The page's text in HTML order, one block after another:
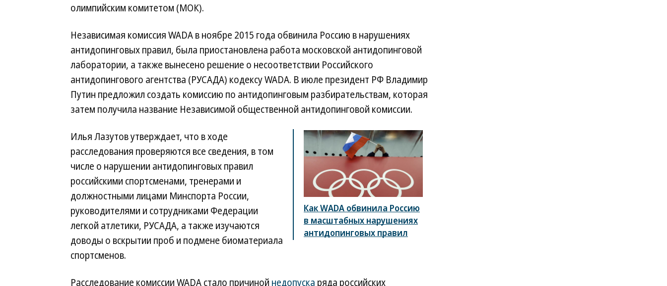
олимпийским комитетом (МОК).
Независимая комиссия WADA в ноябре 2015 года обвинила Россию в нарушениях
антидопинговых правил, была приостановлена работа московской антидопинговой
лаборатории, а также вынесено решение о несоответствии Российского
антидопингового агентства (РУСАДА) кодексу WADA. В июле президент РФ Владимир
Путин предложил создать комиссию по антидопинговым разбирательствам, которая
затем получила название Независимой общественной антидопинговой комиссии.
Как WADA обвинила Россию
в масштабных нарушениях
антидопинговых правил
Илья Лазутов утверждает, что в ходе
расследования проверяются все сведения, в том
числе о нарушении антидопинговых правил
российскими спортсменами, тренерами и
должностными лицами Минспорта России,
руководителями и сотрудниками Федерации
легкой атлетики, РУСАДА, а также изучаются
доводы о вскрытии проб и подмене биоматериала
спортсменов.
Расследование комиссии WADA стало причиной недопуска ряда российских